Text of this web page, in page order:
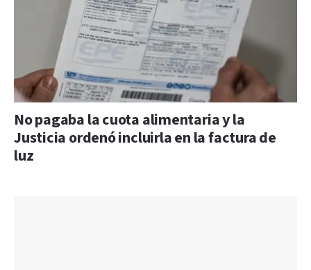
No pagaba la cuota alimentaria y la
Justicia ordenó incluirla en la factura de
luz